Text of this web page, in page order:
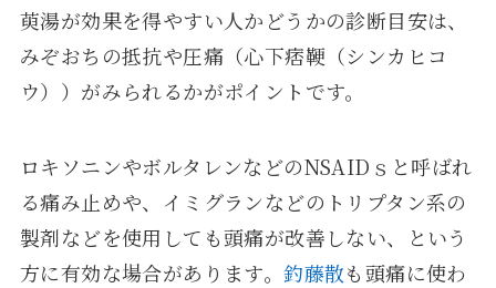
萸湯が効果を得やすい人かどうかの診断目安は、
みぞおちの抵抗や圧痛（心下痞鞕（シンカヒコ
ウ））がみられるかがポイントです。
ロキソニンやボルタレンなどのNSAIDｓと呼ばれ
る痛み止めや、イミグランなどのトリプタン系の
製剤などを使用しても頭痛が改善しない、という
方に有効な場合があります。釣藤散も頭痛に使わ